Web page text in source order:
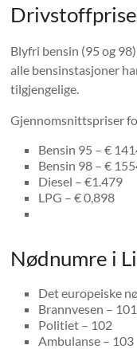
Blyfri bensin (95 og
alle bensinstasjoner
tilgjengelige.
Gjennomsnittspriser
Bensin 95 – €
Bensin 98 – €
Diesel – €1.479
LPG – € 0,898
Nødnumre i
Det europeiske
Brannvesen – 101
Politiet – 102
Ambulanse – 103